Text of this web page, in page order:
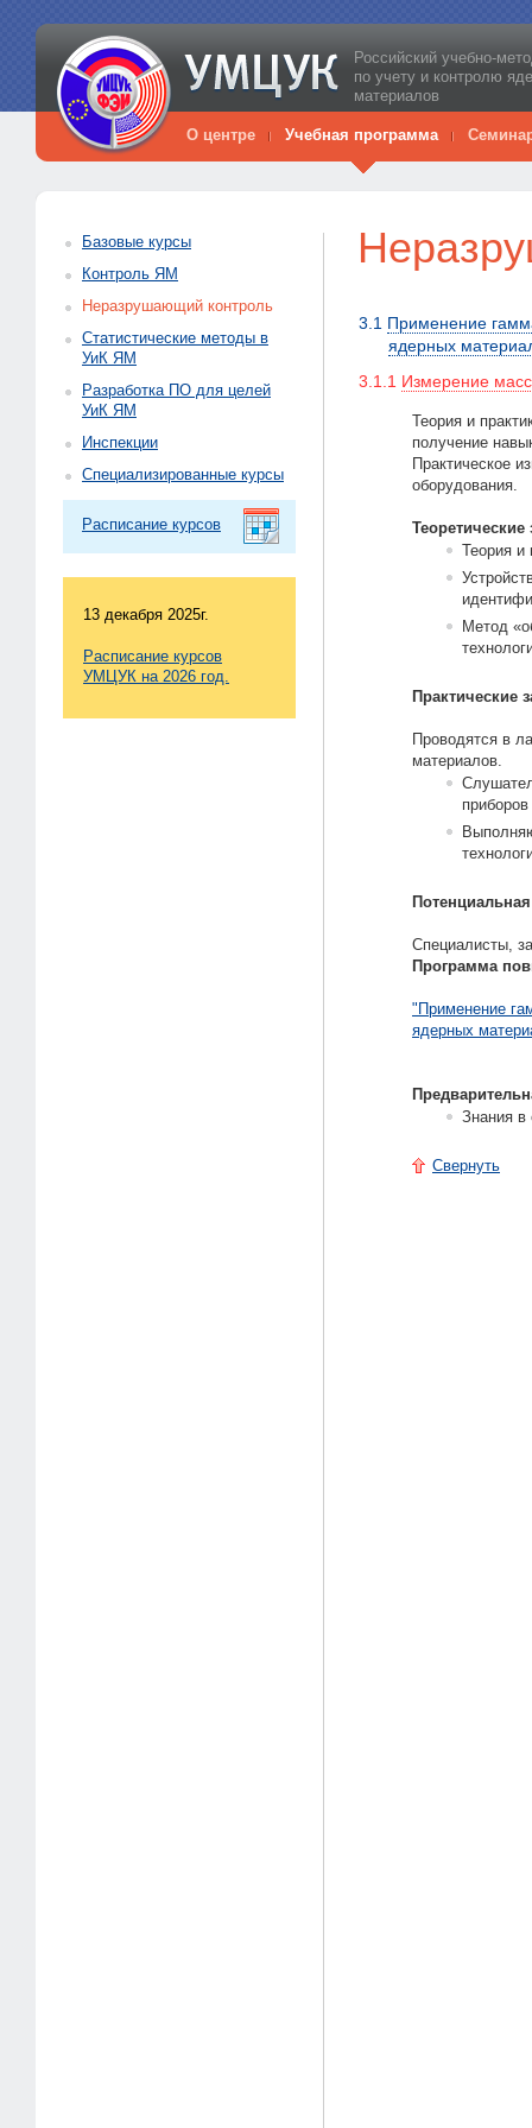
Российский учебно-
по учету и контролю
материалов
О центре Учебная программа
3.1 Применение
ядерных
3.1.1 Измерение
Теория и
получение
Практическое
оборудования.
Теоретические
Теория и
Метод
Практические
Проводятся в
материалов.
Специалисты,
Программа
"Применение
ядерных
Знания в
Свернуть
Базовые курсы
Контроль ЯМ
Неразрушающий контроль
Статистические методы в
УиК ЯМ
Разработка ПО для целей
УиК ЯМ
Инспекции
Специализированные курсы
Расписание курсов
13 декабря 2025г.
Расписание курсов
УМЦУК на 2026 год.